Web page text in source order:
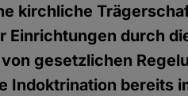
kirchliche
Einrichtungen durch
gesetzlichen
Indoktrination bereits